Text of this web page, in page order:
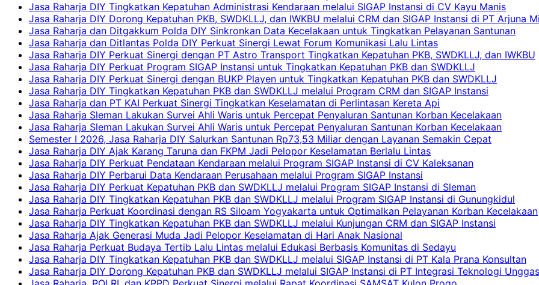
Jasa Raharja DIY Tingkatkan Kepatuhan Administrasi Kendaraan melalui SIGAP Instansi di CV Kayu Manis
Jasa Raharja DIY Dorong Kepatuhan PKB, SWDKLLJ, dan IWKBU melalui CRM dan SIGAP Instansi di PT Arjuna
Jasa Raharja dan Ditgakkum Polda DIY Sinkronkan Data Kecelakaan untuk Tingkatkan Pelayanan Santunan
Jasa Raharja dan Ditlantas Polda DIY Perkuat Sinergi Lewat Forum Komunikasi Lalu Lintas
Jasa Raharja DIY Perkuat Sinergi dengan PT Astro Transport Tingkatkan Kepatuhan PKB, SWDKLLJ, dan IWKBU
Jasa Raharja DIY Perkuat Program SIGAP Instansi untuk Tingkatkan Kepatuhan PKB dan SWDKLLJ
Jasa Raharja DIY Perkuat Sinergi dengan BUKP Playen untuk Tingkatkan Kepatuhan PKB dan SWDKLLJ
Jasa Raharja DIY Tingkatkan Kepatuhan PKB dan SWDKLLJ melalui Program CRM dan SIGAP Instansi
Jasa Raharja dan PT KAI Perkuat Sinergi Tingkatkan Keselamatan di Perlintasan Kereta Api
Jasa Raharja Sleman Lakukan Survei Ahli Waris untuk Percepat Penyaluran Santunan Korban Kecelakaan
Jasa Raharja Sleman Lakukan Survei Ahli Waris untuk Percepat Penyaluran Santunan Korban Kecelakaan
Semester I 2026, Jasa Raharja DIY Salurkan Santunan Rp73,53 Miliar dengan Layanan Semakin Cepat
Jasa Raharja DIY Ajak Karang Taruna dan FKPM Jadi Pelopor Keselamatan Berlalu Lintas
Jasa Raharja DIY Perkuat Pendataan Kendaraan melalui Program SIGAP Instansi di CV Kaleksanan
Jasa Raharja DIY Perbarui Data Kendaraan Perusahaan melalui Program SIGAP Instansi
Jasa Raharja DIY Perkuat Kepatuhan PKB dan SWDKLLJ melalui Program SIGAP Instansi di Sleman
Jasa Raharja DIY Tingkatkan Kepatuhan PKB dan SWDKLLJ melalui Program SIGAP Instansi di Gunungkidul
Jasa Raharja Perkuat Koordinasi dengan RS Siloam Yogyakarta untuk Optimalkan Pelayanan Korban Kecelakaan
Jasa Raharja DIY Tingkatkan Kepatuhan PKB dan SWDKLLJ melalui Kunjungan CRM dan SIGAP Instansi
Jasa Raharja Ajak Generasi Muda Jadi Pelopor Keselamatan di Hari Anak Nasional
Jasa Raharja Perkuat Budaya Tertib Lalu Lintas melalui Edukasi Berbasis Komunitas di Sedayu
Jasa Raharja DIY Tingkatkan Kepatuhan PKB dan SWDKLLJ melalui SIGAP Instansi di PT Kala Prana Konsultan
Jasa Raharja DIY Dorong Kepatuhan PKB dan SWDKLLJ melalui SIGAP Instansi di PT Integrasi Teknologi Unggas